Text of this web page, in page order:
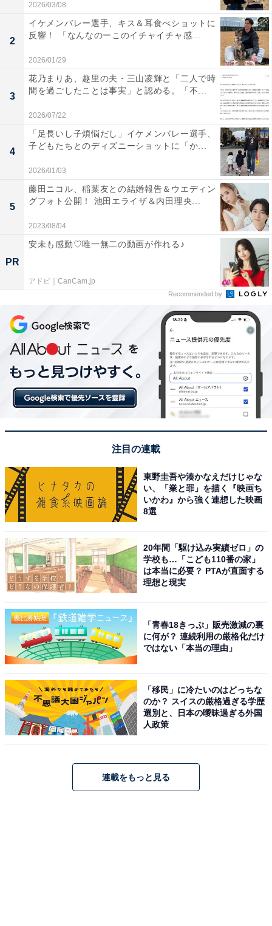
2026/03/08
2
イケメンバレー選手、キス＆耳食べショットに
反響！ 「なんなのーこのイチャイチャ感...
2026/01/29
3
花乃まりあ、趣里の夫・三山凌輝と「二人で時
間を過ごしたことは事実」と認める。「不...
2026/07/22
4
「足長いし子煩悩だし」イケメンバレー選手、
子どもたちとのディズニーショットに「か...
2026/01/03
5
藤田ニコル、稲葉友との結婚報告＆ウエディン
グフォト公開！ 池田エライザ＆内田理央...
2023/08/04
PR
安未も感動♡唯一無二の動画が作れる♪
アドビ｜CanCam.jp
Recommended by
注目の連載
東野圭吾や湊かなえだけじゃな
い、「業と罪」を描く『映画ち
いかわ』から強く連想した映画
8選
20年間「駆け込み実績ゼロ」の
学校も…「こども110番の家」
は本当に必要？ PTAが直面する
理想と現実
「青春18きっぷ」販売激減の裏
に何が？ 連続利用の厳格化だけ
ではない「本当の理由」
「移民」に冷たいのはどっちな
のか？ スイスの厳格過ぎる学歴
選別と、日本の曖昧過ぎる外国
人政策
連載をもっと見る